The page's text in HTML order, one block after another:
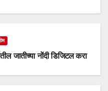
जातीच्या नोंदी डिजिटल करा